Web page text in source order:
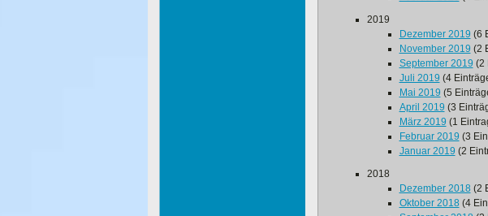
2019
Dezember 2019 (6
November 2019 (2
September 2019 (2
Juli 2019 (4
Mai 2019 (5
April 2019 (3
März 2019 (1
Februar 2019 (3
Januar 2019 (2
2018
Dezember 2018(2
Oktober 2018(4